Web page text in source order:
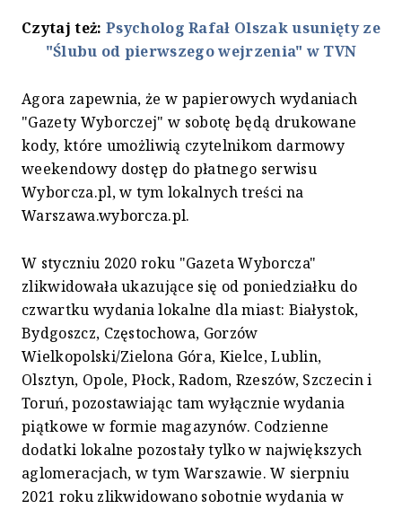
Czytaj też: Psycholog Rafał Olszak usunięty ze
"Ślubu od pierwszego wejrzenia" w TVN
Agora zapewnia, że w papierowych wydaniach
"Gazety Wyborczej" w sobotę będą drukowane
kody, które umożliwią czytelnikom darmowy
weekendowy dostęp do płatnego serwisu
Wyborcza.pl, w tym lokalnych treści na
Warszawa.wyborcza.pl.
W styczniu 2020 roku "Gazeta Wyborcza"
zlikwidowała ukazujące się od poniedziałku do
czwartku wydania lokalne dla miast: Białystok,
Bydgoszcz, Częstochowa, Gorzów
Wielkopolski/Zielona Góra, Kielce, Lublin,
Olsztyn, Opole, Płock, Radom, Rzeszów, Szczecin i
Toruń, pozostawiając tam wyłącznie wydania
piątkowe w formie magazynów. Codzienne
dodatki lokalne pozostały tylko w największych
aglomeracjach, w tym Warszawie. W sierpniu
2021 roku zlikwidowano sobotnie wydania w